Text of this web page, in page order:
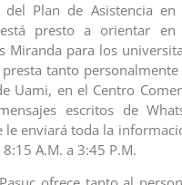
del Plan de Asistencia
presto a orientar
Miranda para los
tanto
Uami, en el Centro
escritos de
le enviará toda la
A.M. a 3:45 P.M.